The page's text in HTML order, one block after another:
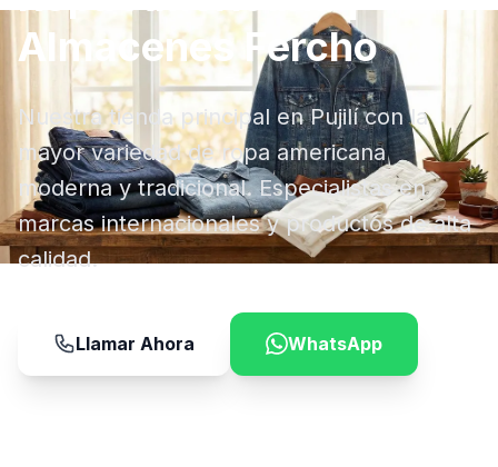
Almacenes Fercho
Nuestra tienda principal en Pujilí con la
mayor variedad de ropa americana
moderna y tradicional. Especialistas en
marcas internacionales y productos de alta
calidad.
Llamar Ahora WhatsApp